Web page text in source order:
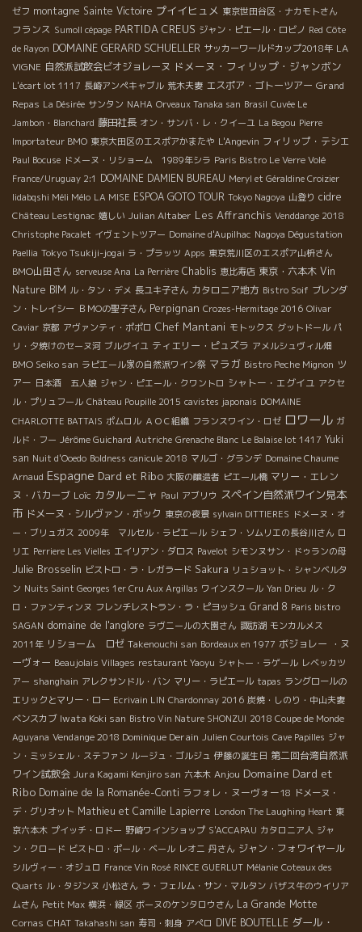
ゼフ montagne Sainte Victoire プイイヒュメ 東京世田谷区・ナカモトさん
フランス Sumoll cépage PARTIDA CREUS ジャン・ピエール・ロビノ Red Côte
de Rayon DOMAINE GERARD SCHUELLER サッカーワールドカップ2018年 LA
VIGNE 自然派試飲会ビオジョレーヌ ドメーヌ・フィリップ・ジャンボン
L'écart lot 1117 長崎アンペキャブル 荒木夫妻 エスポア・ゴトーツアー Grand
Repas La Désirée サンタン NAHA Orveaux Tanaka san Brasil Cuvée Le
Jambon・Blanchard 藤田社長 オン・サンバ・レ・クイーユ La Begou Pierre
Importateur BMO 東京大田区のエスポアかまたや L'Angevin フィリップ・テシエ
Paul Bocuse ドメーヌ・リショーム 1989年シラ Paris Bistro Le Verre Volé
France/Uruguay 2:1 DOMAINE DAMIEN BUREAU Meryl et Géraldine Croizier
Iidabqshi Méli Mélo LA MISE ESPOA GOTO TOUR Tokyo Nagoya 山登り cidre
Château Lestignac 嬉しい Julian Altaber Les Affranchis Venddange 2018
Christophe Pacalet イヴェントツアー Domaine d'Aupilhac Nagoya Dégustation
Paellia Tokyo Tsukiji-jogai ラ・プラッツ Apps 東京荒川区のエスポア山枡さん
BMO山田さん serveuse Ana La Perrière Chablis 恵比寿店 東京・六本木 Vin
Nature BIM ル・タン・デメ 長ユキ子さん カタロニア地方 Bistro Soif ブレンダ
ン・トレイシー ＢＭОの聖子さん Perpignan Crozes-Hermitage 2016 Olivar
Caviar 京都 アヴァンティ・ポポロ Chef Mantani モトックス グットドール パ
リ・夕焼けのセーヌ河 ブルグイユ ティエリー・ピュズラ アメルシュヴィル畑
BMO Seiko san ラピエール家の自然派ワイン祭 マラガ Bistro Peche Mignon ツ
アー 日本酒 五人娘 ジャン・ピエール・クワントロ シャトー・エグイユ アクセ
ル・プリュフール Château Poupille 2015 cavistes japonais DOMAINE
CHARLOTTE BATTAIS ポムロル ＡＯＣ組織 フランスワイン・ロゼ ロワール ガ
ルド・フー Jérôme Guichard Autriche Grenache Blanc Le Balaise lot 1417 Yuki
san Nuit d'Ooedo Boldness canicule 2018 マルゴ・グランデ Domaine Chaume
Arnaud Espagne Dard et Ribo 大阪の醸造者 ピエール橋 マリー・エレン
ヌ・バカーブ Loïc カタルーニャ Paul アブリウ スペイン自然派ワイン見本
市 ドメーヌ・シルヴァン・ボック 東京の夜景 sylvain DITTIERES ドメーヌ・オ
ー・ブリュガス 2009年 マルセル・ラピエール シェフ・ソムリエの長谷川さん ロ
リエ Perriere Les Vielles エイリアン・ダロス Pavelot シモンヌサン・ドゥランの母
Julie Brosselin ビストロ・ラ・レガラード Sakura リュショット・シャンベルタ
ン Nuits Saint Georges 1er Cru Aux Argillas ワインスクール Yan Drieu ル・ク
ロ・ファンティンヌ フレンチレストラン・ラ・ピヨッシュ Grand 8 Paris bistro
SAGAN domaine de l'anglore ラヴニールの大園さん 諏訪湖 モンカルメス
2011年 リショーム ロゼ Takenouchi san Bordeaux en 1977 ボジョレー ・ヌ
ーヴォー Beaujolais Villages restaurant Yaoyu シャトー・ラゲール レベッカツ
アー shanghain アレクサンドル・バン マリー・ラピエール tapas ラングロールの
エリックとマリー・ロー Ecrivain LIN Chardonnay 2016 炭焼・しのり・中山夫妻
ベンスカブ Iwata Koki san Bistro Vin Nature SHONZUI 2018 Coupe de Monde
Aguyana Vendange 2018 Dominique Derain Julien Courtois Cave Papilles ジャ
ン・ミッシェル・ステファン ルージュ・ゴルジュ 伊藤の誕生日 第二回台湾自然派
ワイン試飲会 Jura Kagami Kenjiro san 六本木 Anjou Domaine Dard et
Ribo Domaine de la Romanée-Conti ラフォレ・ヌーヴォー18 ドメーヌ・
デ・グリオット Mathieu et Camille Lapierre London The Laughing Heart 東
京六本木 プイッチ・ロドー 野崎ワインショップ S'ACCAPAU カタロニア人 ジャ
ン・クロード ビストロ・ポール・ベール レオニ 丹さん ジャン・フォワイヤール
シルヴィー・オジュロ France Vin Rosé RINCE GUERLUT Mélanie Coteaux des
Quarts ル・タジンヌ 小松さん ラ・フェルム・サン・マルタン バザス牛のウイリア
ムさん Petit Max 横浜・緑区 ボーヌのケンタロウさん La Grande Motte
Cornas CHAT Takahashi san 寿司・刺身 アぺロ DIVE BOUTELLE ダール・